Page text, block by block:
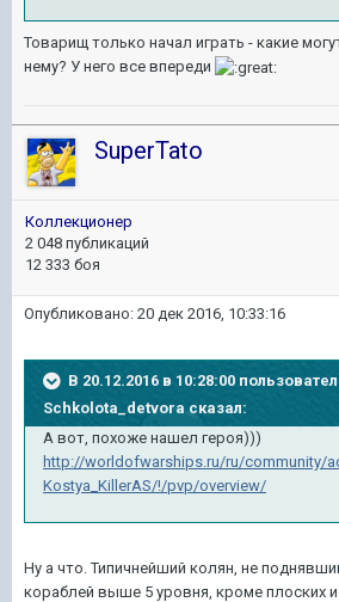
Товарищ только начал играть - какие
нему? У него все впереди
SuperTato
Коллекционер
2 048 публикаций
12 333 боя
Опубликовано: 20 дек 2016, 10:33:16
В 20.12.2016 в 10:28:00
Schkolota_detvora сказал:
А вот, похоже нашел героя)))
http://worldofwarships.ru/ru/community/
Kostya_KillerAS/!/pvp/overview/
Ну а что. Типичнейший колян, не
кораблей выше 5 уровня, кроме плоских